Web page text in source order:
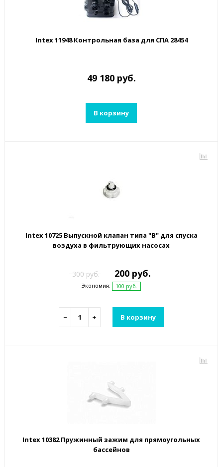
Intex 11948 Контрольная база для СПА 28454
49 180 руб.
В корзину
Intex 10725 Выпускной клапан типа "B" для спуска
воздуха в фильтрующих насосах
300 руб. 200 руб.
Экономия: 100 руб.
− + В корзину
Intex 10382 Пружинный зажим для прямоугольных
бассейнов